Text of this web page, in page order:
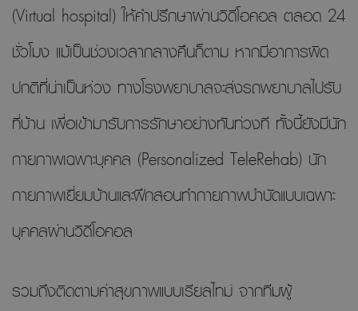
(Virtual hospital) ให้คำปรึกษาผ่านวิดีโอคอล ตลอด 24
ชั่วโมง แม้เป็นช่วงเวลากลางคืนก็ตาม หากมีอาการผิด
ปกติที่น่าเป็นห่วง ทางโรงพยาบาลจะส่งรถพยาบาลไปรับ
ที่บ้าน เพื่อเข้ามารับการรักษาอย่างทันท่วงที ทั้งนี้ยังมีนัก
กายภาพเฉพาะบุคคล (Personalized TeleRehab) นัก
กายภาพเยี่ยมบ้านและฝึกสอนทำกายภาพบำบัดแบบเฉพาะ
บุคคลผ่านวิดีโอคอล
รวมถึงติดตามค่าสุขภาพแบบเรียลไทม์ จากทีมผู้